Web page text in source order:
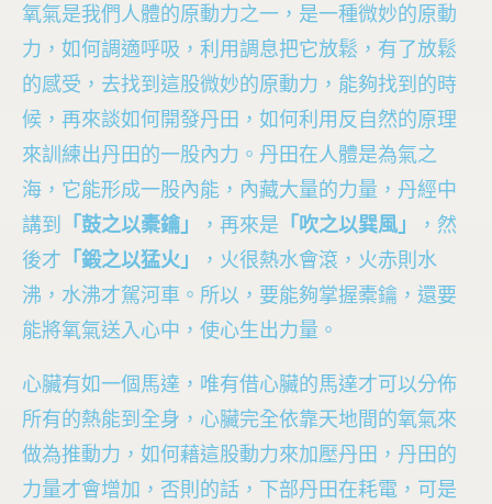
氧氣是我們人體的原動力之一，是一種微妙的原動
力，如何調適呼吸，利用調息把它放鬆，有了放鬆
的感受，去找到這股微妙的原動力，能夠找到的時
候，再來談如何開發丹田，如何利用反自然的原理
來訓練出丹田的一股內力。丹田在人體是為氣之
海，它能形成一股內能，內藏大量的力量，丹經中
講到
「鼓之以橐鑰」 ，再來是 「吹之以巽風」
，然
後才 「鍛之以猛火」
，火很熱水會滾，火赤則水
沸，水沸才駕河車。所以，要能夠掌握橐鑰，還要
能將氧氣送入心中，使心生出力量。
心臟有如一個馬達，唯有借心臟的馬達才可以分佈
所有的熱能到全身，心臟完全依靠天地間的氧氣來
做為推動力，如何藉這股動力來加壓丹田，丹田的
力量才會增加，否則的話，下部丹田在耗電，可是